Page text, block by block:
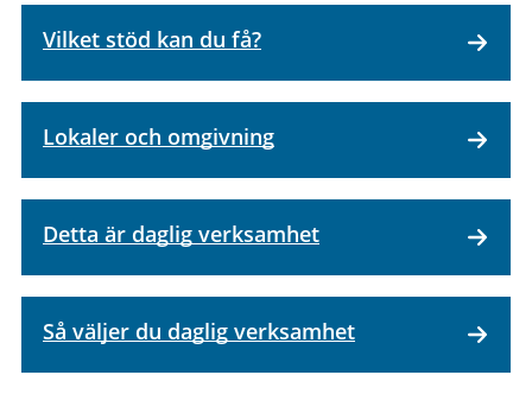
Vilket stöd kan du få?
Lokaler och omgivning
Detta är daglig verksamhet
Så väljer du daglig verksamhet